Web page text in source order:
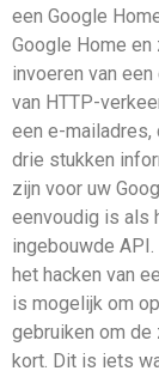
een Google
Google Home
invoeren van
van HTTP-
een e-mailadres,
drie stukken
zijn voor uw
eenvoudig is als
ingebouwde
het hacken van
is mogelijk om
gebruiken om de
kort. Dit is iets